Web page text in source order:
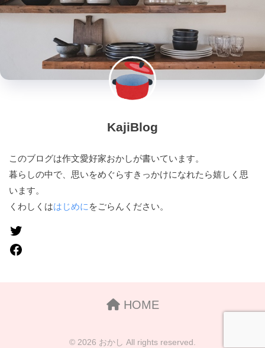
KajiBlog
このブログは作文愛好家おかしが書いています。
暮らしの中で、思いをめぐらすきっかけになれたら嬉しく思
います。
くわしくははじめにをごらんください。
HOME
© 2026 おかし All rights reserved.